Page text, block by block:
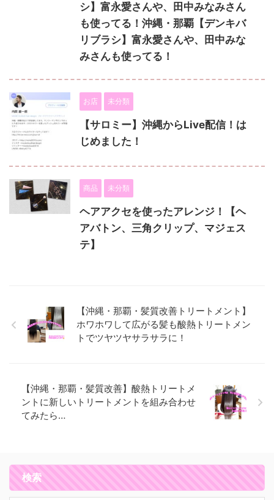
シ】富永愛さんや、田中みなみさん
も使ってる！沖縄・那覇【デンキバ
リブラシ】富永愛さんや、田中みな
みさんも使ってる！
お店 未分類
【サロミー】沖縄からLive配信！は
じめました！
商品 未分類
ヘアアクセを使ったアレンジ！【ヘ
アバトン、三角クリップ、マジェス
テ】
【沖縄・那覇・髪質改善トリートメント】
ホワホワして広がる髪も酸熱トリートメン
トでツヤツヤサラサラに！
【沖縄・那覇・髪質改善】酸熱トリートメ
ントに新しいトリートメントを組み合わせ
てみたら…
検索